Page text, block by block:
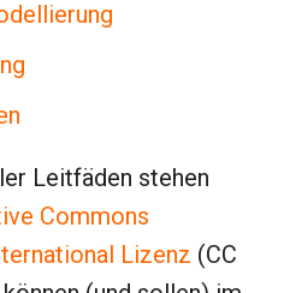
Leitfäden stehen
Commons
Lizenz (CC